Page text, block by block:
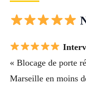
« Blocage de porte
Marseille en moins